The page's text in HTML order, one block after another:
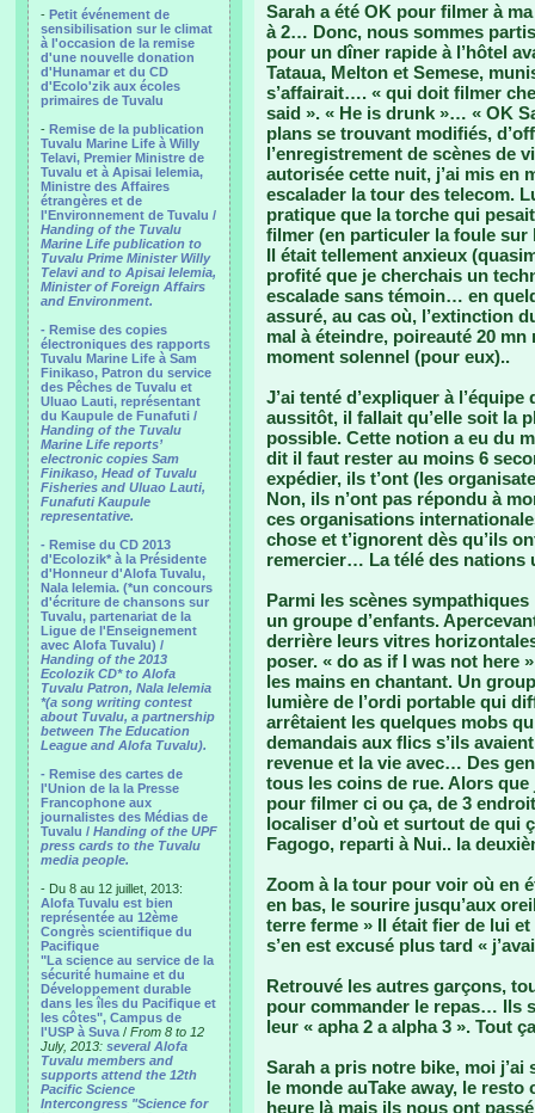
- Petit événement de
sensibilisation sur le climat
à l'occasion de la remise
d'une nouvelle donation
d'Hunamar et du CD
d'Ecolo'zik aux écoles
primaires de Tuvalu
- Remise de la publication
Tuvalu Marine Life à Willy
Telavi, Premier Ministre de
Tuvalu et à Apisai Ielemia,
Ministre des Affaires
étrangères et de
l'Environnement de Tuvalu /
Handing of the Tuvalu
Marine Life publication to
Tuvalu Prime Minister Willy
Telavi and to Apisai Ielemia,
Minister of Foreign Affairs
and Environment.
- Remise des copies
électroniques des rapports
Tuvalu Marine Life à Sam
Finikaso, Patron du service
des Pêches de Tuvalu et
Uluao Lauti, représentant
du Kaupule de Funafuti /
Handing of the Tuvalu
Marine Life reports’
electronic copies Sam
Finikaso, Head of Tuvalu
Fisheries and Uluao Lauti,
Funafuti Kaupule
representative.
- Remise du CD 2013
d'Ecolozik* à la Présidente
d'Honneur d'Alofa Tuvalu,
Nala Ielemia. (*un concours
d'écriture de chansons sur
Tuvalu, partenariat de la
Ligue de l'Enseignement
avec Alofa Tuvalu) /
Handing of the 2013
Ecolozik CD* to Alofa
Tuvalu Patron, Nala Ielemia
*(a song writing contest
about Tuvalu, a partnership
between The Education
League and Alofa Tuvalu).
- Remise des cartes de
l'Union de la la Presse
Francophone aux
journalistes des Médias de
Tuvalu / Handing of the UPF
press cards to the Tuvalu
media people.
- Du 8 au 12 juillet, 2013:
Alofa Tuvalu est bien
représentée au 12ème
Congrès scientifique du
Pacifique
"La science au service de la
sécurité humaine et du
Développement durable
dans les îles du Pacifique et
les côtes", Campus de
l'USP à Suva / From 8 to 12
July, 2013: several Alofa
Tuvalu members and
supports attend the 12th
Pacific Science
Intercongress "Science for
Sarah a été OK pour filmer à
à 2… Donc, nous sommes
pour un dîner rapide à l’hôtel
Tataua, Melton et Semese,
s’affairait…. « qui doit filmer
said ». « He is drunk »… « OK
plans se trouvant modifiés,
l’enregistrement de scènes de
autorisée cette nuit, j’ai mis en
escalader la tour des telecom.
pratique que la torche qui
filmer (en particuler la foule
Il était tellement anxieux
profité que je cherchais un
escalade sans témoin… en
assuré, au cas où, l’extinction
mal à éteindre, poireauté 20
moment solennel (pour eux)..
J’ai tenté d’expliquer à
aussitôt, il fallait qu’elle soit la
possible. Cette notion a eu du
dit il faut rester au moins 6
expédier, ils t’ont (les
Non, ils n’ont pas répondu à
ces organisations
chose et t’ignorent dès qu’ils
remercier… La télé des nations
Parmi les scènes
un groupe d’enfants.
derrière leurs vitres
poser. « do as if I was not here
les mains en chantant. Un
lumière de l’ordi portable qui
arrêtaient les quelques mobs
demandais aux flics s’ils
revenue et la vie avec… Des
tous les coins de rue. Alors que
pour filmer ci ou ça, de 3
localiser d’où et surtout de qui
Fagogo, reparti à Nui.. la
Zoom à la tour pour voir où en
en bas, le sourire jusqu’aux
terre ferme » Il était fier de lui
s’en est excusé plus tard «
Retrouvé les autres garçons,
pour commander le repas… Ils
leur « apha 2 a alpha 3 ». Tout
Sarah a pris notre bike, moi
le monde auTake away, le
heure là mais ils nous ont